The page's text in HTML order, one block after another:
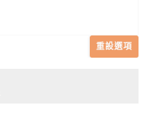
重設選項